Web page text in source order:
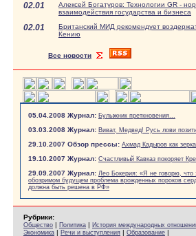
02.01
Алексей Богатуров: Технологии GR -
взаимодействия государства и бизнеса
02.01
Британский МИД рекомендует
Кению
Все новости
05.04.2008 Журнал: Булыжник преткновения...
03.03.2008 Журнал: Виват, Медвед! Русь лови
29.10.2007 Обзор прессы: Ахмад Кадыров как
19.10.2007 Журнал: Счастливый Кавказ покоряет
29.09.2007 Журнал: Лео Бокерия: «Я не говорю, что
обозримом будущем проблема врожденных пороков
должна быть решена в РФ»
Рубрики:
Общество | Политика | История международных
Экономика | Речи и выступления | Образование |